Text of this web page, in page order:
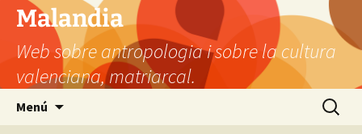
Vés
contingut
Malandia
Web sobre antropologia i sobre la cultura
valenciana, matriarcal.
Menú Cerca: